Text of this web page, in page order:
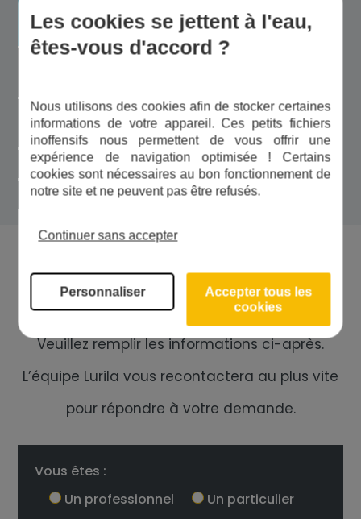
Livraison (France
continentale)
Tarif
Point relais
à partir de
5,90 €
Express
19,90 €
En magasin
Gratuit
Vous désirez un devis en ligne ?
Veuillez remplir les informations ci-après.
L’équipe Lurila vous recontactera au plus vite
pour répondre à votre demande.
Vous êtes :
Un professionnel
Un particulier
Les cookies se jettent à l'eau,
êtes-vous d'accord ?
Nous utilisons des cookies afin de stocker certaines
informations de votre appareil. Ces petits fichiers
inoffensifs nous permettent de vous offrir une
expérience de navigation optimisée ! Certains
cookies sont nécessaires au bon fonctionnement de
notre site et ne peuvent pas être refusés.
Continuer sans accepter
Personnaliser
Accepter tous les
cookies